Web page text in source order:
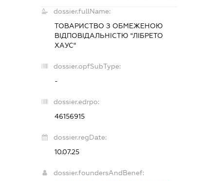
dossier.fullName:
ТОВАРИСТВО З ОБМЕЖЕНОЮ
ВІДПОВІДАЛЬНІСТЮ "ЛІБРЕТО
ХАУС"
dossier.opfSubType:
-
dossier.edrpo:
46156915
dossier.regDate:
10.07.25
dossier.foundersAndBenef: